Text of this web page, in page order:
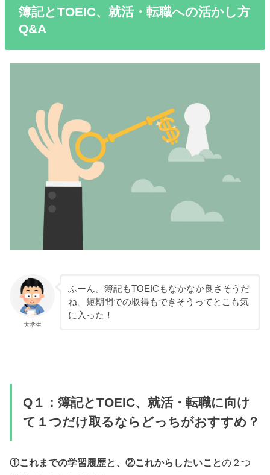
簿記とTOEIC、就活・転職への活かし方
Q&A
大学生
ふーん。簿記もTOEICもなかなか良さそうだ
ね。短期間での取得もできそうってとこも気
に入った！
Q１：簿記とTOEIC、就活・転職に向け
て１つだけ取るならどっちがおすすめ？
①これまでの学習履歴と、②これからしたいことの２つ